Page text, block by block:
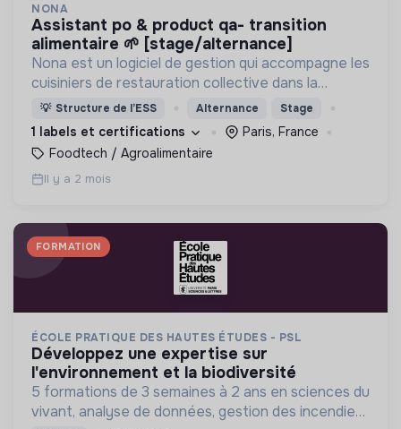
NONA
assistant po & product qa- transition
alimentaire 🌱 [stage/alternance]
Nona est un logiciel de gestion qui accompagne les
cuisiniers de restauration collective dans la
transition alimentaire de leur établissement.
💡 Structure de l’ESS Alternance Stage
1 labels et certifications
Paris, France
Foodtech / Agroalimentaire
Il y a 2 mois
FORMATION
ÉCOLE PRATIQUE DES HAUTES ÉTUDES - PSL
développez une expertise sur
l'environnement et la biodiversité
5 formations de 3 semaines à 2 ans en sciences du
vivant, analyse de données, gestion des incendies